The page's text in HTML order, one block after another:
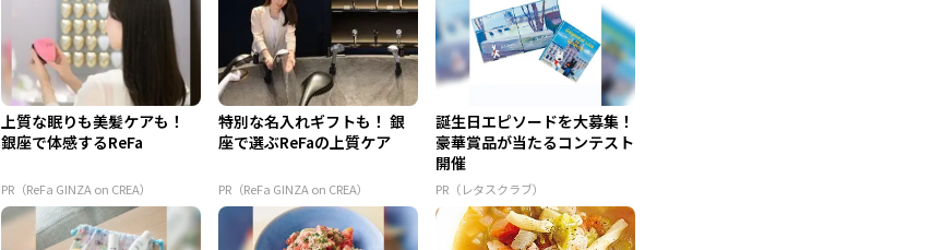
上質な眠りも美髪ケアも！
銀座で体感するReFa
PR（ReFa GINZA on CREA）
特別な名入れギフトも！ 銀
座で選ぶReFaの上質ケア
PR（ReFa GINZA on CREA）
誕生日エピソードを大募集！
豪華賞品が当たるコンテスト
開催
PR（レタスクラブ）